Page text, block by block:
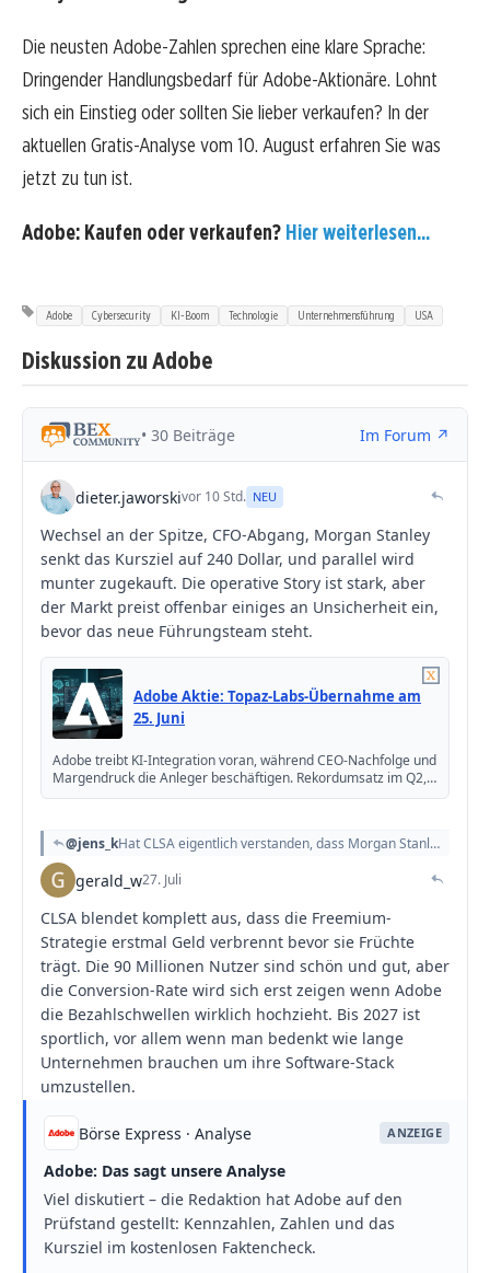
Die neusten Adobe-Zahlen sprechen eine klare Sprache:
Dringender Handlungsbedarf für Adobe-Aktionäre. Lohnt
sich ein Einstieg oder sollten Sie lieber verkaufen? In der
aktuellen Gratis-Analyse vom 10. August erfahren Sie was
jetzt zu tun ist.
Adobe: Kaufen oder verkaufen? Hier weiterlesen...
Adobe Cybersecurity KI-Boom Technologie Unternehmensführung USA
Diskussion zu Adobe